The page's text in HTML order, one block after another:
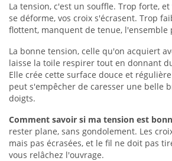
La tension, c'est un souffle. Trop forte,
se déforme, vos croix s'écrasent. Trop
flottent, manquent de tenue, l'ensemble
La bonne tension, celle qu'on acquiert
laisse la toile respirer tout en donnant
Elle crée cette surface douce et
peut s'empêcher de caresser une belle
doigts.
Comment savoir si ma tension est
rester plane, sans gondolement. Les
mais pas écrasées, et le fil ne doit pas
vous relâchez l'ouvrage.